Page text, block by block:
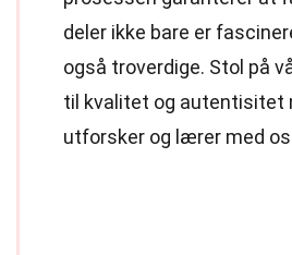
deler ikke bare er
også troverdige. Stol på
til kvalitet og autentisitet
utforsker og lærer med